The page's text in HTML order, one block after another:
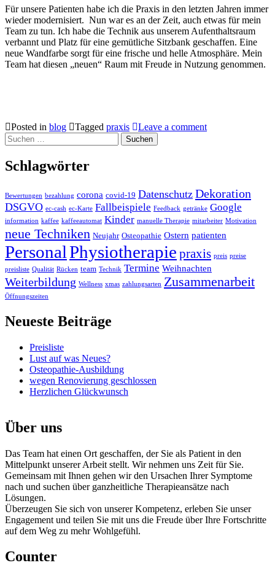
Für unsere Patienten habe ich die Praxis in den letzten Jahren immer
wieder modernisiert. Nun war es an der Zeit, auch etwas für mein
Team zu tun. Ich habe die Technik aus unserem Aufenthaltsraum
verbannt und Platz für eine gemütliche Sitzbank geschaffen. Eine
neue Wandfarbe sorgt für eine frische und helle Atmosphäre. Mein
Team hat diesen „neuen“ Raum mit Freude in Nutzung genommen.
Posted in blog Tagged praxis
Leave a comment
Suchen
nach:
Schlagwörter
Bewertungen bezahlung corona covid-19 Datenschutz Dekoration
DSGVO ec-cash ec-Karte Fallbeispiele Feedback getränke Google
information kaffee kaffeeautomat Kinder manuelle Therapie mitarbeiter Motivation
neue Techniken Neujahr Osteopathie Ostern patienten
PersonalPhysiotherapie praxis preis preise
preisliste Qualität Rücken team Technik Termine Weihnachten
Weiterbildung Wellness xmas zahlungsarten Zusammenarbeit
Öffnungszeiten
Neueste Beiträge
Preisliste
Lust auf was Neues?
Osteopathie-Ausbildung
wegen Renovierung geschlossen
Herzlichen Glückwunsch
Über uns
Das Team hat einen Ort geschaffen, der Sie als Patient in den
Mittelpunkt unserer Arbeit stellt. Wir nehmen uns Zeit für Sie.
Gemeinsam mit Ihnen gehen wir den Ursachen Ihrer Symptome
nach und suchen über ganzheitliche Therapieansätze nach
Lösungen.
Überzeugen Sie sich von unserer Kompetenz, erleben Sie unser
Engagement und teilen Sie mit uns die Freude über Ihre Fortschritte
auf dem Weg zu mehr Wohlgefühl.
Counter